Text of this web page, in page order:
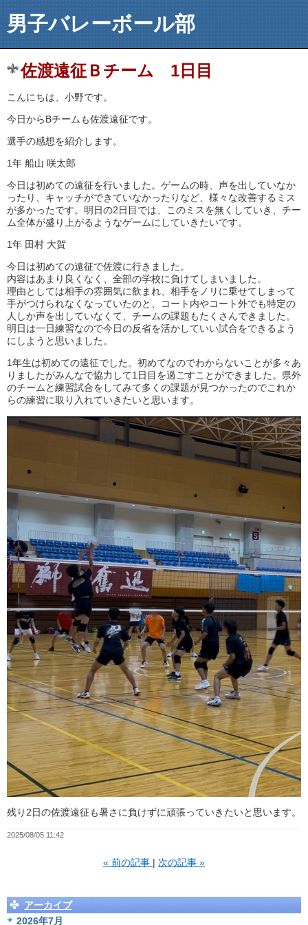
男子バレーボール部
佐渡遠征Ｂチーム 1日目
こんにちは、小野です。
今日からBチームも佐渡遠征です。
選手の感想を紹介します。
1年 船山 咲太郎
今日は初めての遠征を行いました。ゲームの時、声を出していなか
ったり、キャッチができていなかったりなど、様々な改善するミス
が多かったです。明日の2日目では、このミスを無くしていき、チー
ム全体が盛り上がるようなゲームにしていきたいです。
1年 田村 大賀
今日は初めての遠征で佐渡に行きました。
内容はあまり良くなく、全部の学校に負けてしまいました。
理由としては相手の雰囲気に飲まれ、相手をノリに乗せてしまって
手がつけられなくなっていたのと、コート内やコート外でも特定の
人しか声を出していなくて、チームの課題もたくさんできました。
明日は一日練習なので今日の反省を活かしていい試合をできるよう
にしようと思いました。
1年生は初めての遠征でした。初めてなのでわからないことが多々あ
りましたがみんなで協力して1日目を過ごすことができました。県外
のチームと練習試合をしてみて多くの課題が見つかったのでこれか
らの練習に取り入れていきたいと思います。
残り2日の佐渡遠征も暑さに負けずに頑張っていきたいと思います。
2025/08/05 11:42
« 前の記事 次の記事 »
アーカイブ
2026年7月